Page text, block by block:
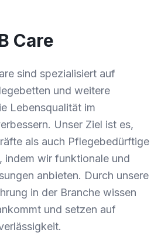
Care
sind spezialisiert auf
und weitere
Lebensqualität im
Unser Ziel ist es,
als auch Pflegebedürftige
indem wir funktionale und
anbieten. Durch unsere
in der Branche wissen
und setzen auf